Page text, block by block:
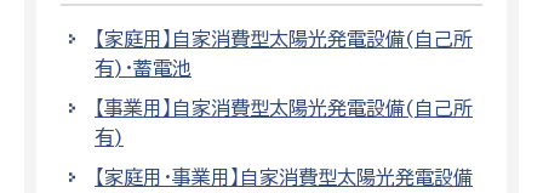
【家庭用】自家消費型太陽光発電設備(自己所
有)・蓄電池
【事業用】自家消費型太陽光発電設備(自己所
有)
【家庭用・事業用】自家消費型太陽光発電設備